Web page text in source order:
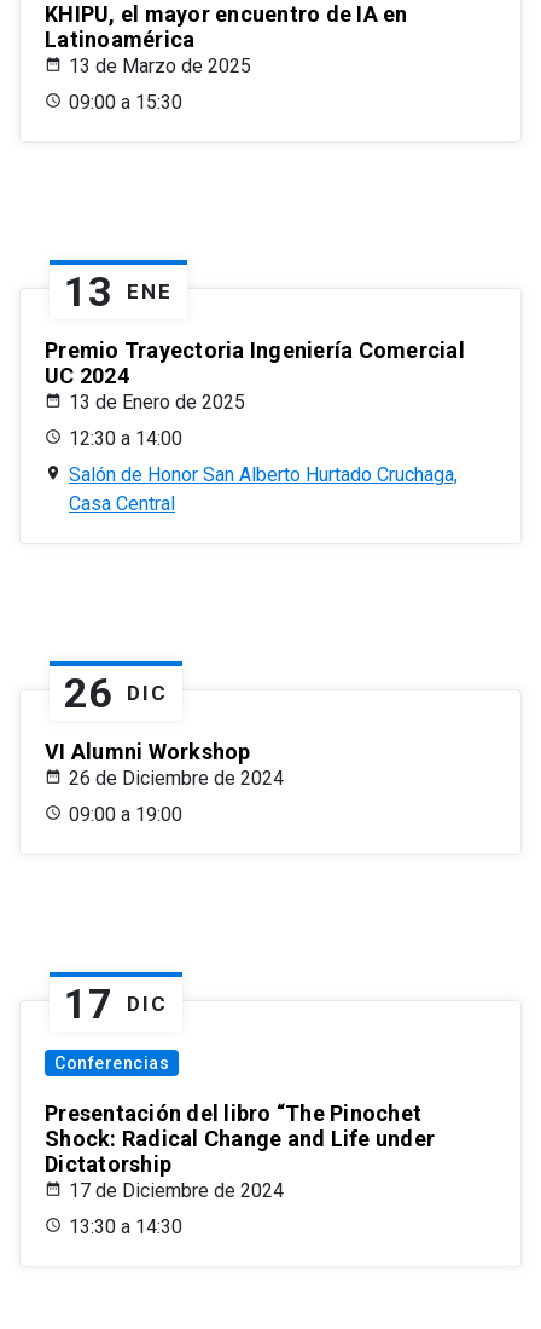
KHIPU, el mayor encuentro de IA en
Latinoamérica
13 de Marzo de 2025
09:00 a 15:30
13 ENE
Premio Trayectoria Ingeniería Comercial
UC 2024
13 de Enero de 2025
12:30 a 14:00
Salón de Honor San Alberto Hurtado Cruchaga,
Casa Central
26 DIC
VI Alumni Workshop
26 de Diciembre de 2024
09:00 a 19:00
17 DIC
Conferencias
Presentación del libro “The Pinochet
Shock: Radical Change and Life under
Dictatorship
17 de Diciembre de 2024
13:30 a 14:30